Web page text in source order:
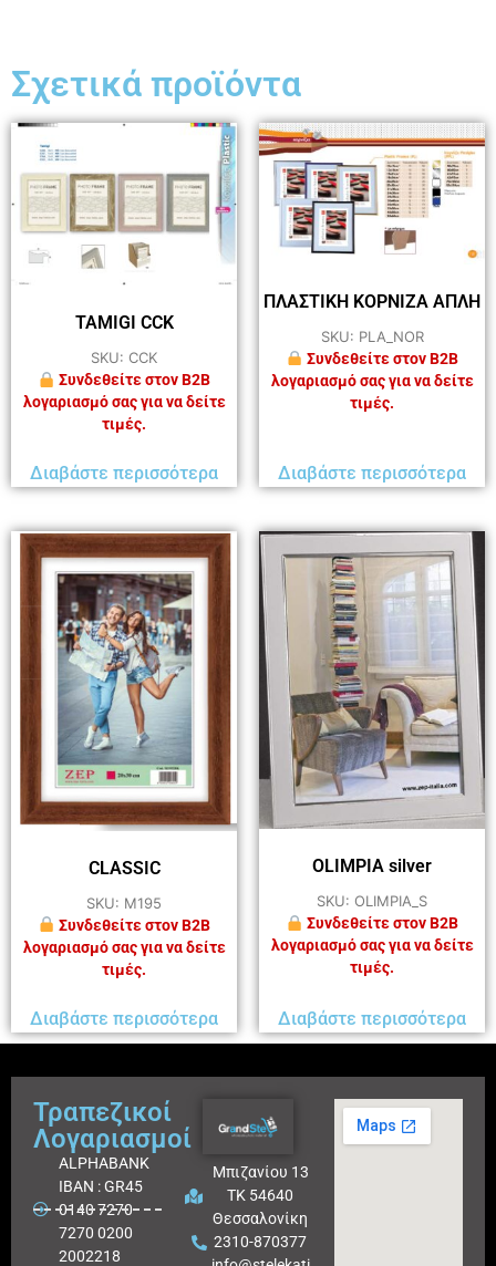
Σχετικά προϊόντα
TAMIGI CCK
SKU: CCK
Συνδεθείτε στον B2B
λογαριασμό σας για να δείτε
τιμές.
Διαβάστε περισσότερα
ΠΛΑΣΤΙΚΗ ΚΟΡΝΙΖΑ ΑΠΛΗ
SKU: PLA_NOR
Συνδεθείτε στον B2B
λογαριασμό σας για να δείτε
τιμές.
Διαβάστε περισσότερα
CLASSIC
SKU: M195
Συνδεθείτε στον B2B
λογαριασμό σας για να δείτε
τιμές.
Διαβάστε περισσότερα
OLIMPIA silver
SKU: OLIMPIA_S
Συνδεθείτε στον B2B
λογαριασμό σας για να δείτε
τιμές.
Διαβάστε περισσότερα
Τραπεζικοί
Λογαριασμοί
ALPHABANK
IBAN : GR45
0140 7270
7270 0200
2002218
Μπιζανίου 13
ΤΚ 54640
Θεσσαλονίκη
2310-870377